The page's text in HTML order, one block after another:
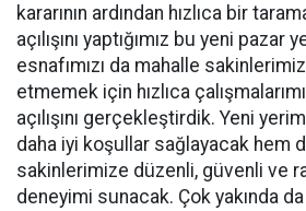
kararının ardından hızlıca bir
açılışını yaptığımız bu yeni
esnafımızı da mahalle
etmemek için hızlıca
açılışını gerçekleştirdik. Yeni
daha iyi koşullar sağlayacak hem
sakinlerimize düzenli, güvenli ve
deneyimi sunacak. Çok yakında